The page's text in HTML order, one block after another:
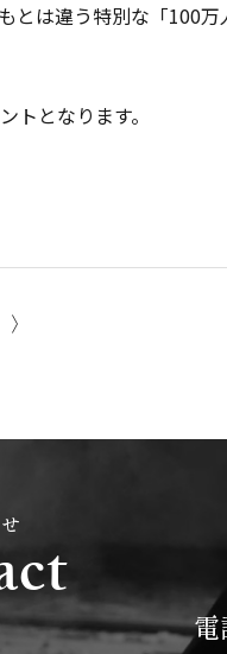
とは違う特別な「100万
となります。
電